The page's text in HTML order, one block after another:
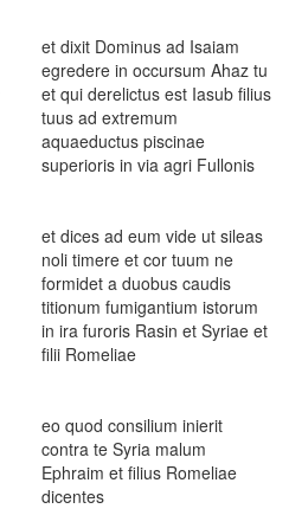
et dixit Dominus ad Isaiam
egredere in occursum Ahaz tu
et qui derelictus est Iasub filius
tuus ad extremum
aquaeductus piscinae
superioris in via agri Fullonis
et dices ad eum vide ut sileas
noli timere et cor tuum ne
formidet a duobus caudis
titionum fumigantium istorum
in ira furoris Rasin et Syriae et
filii Romeliae
eo quod consilium inierit
contra te Syria malum
Ephraim et filius Romeliae
dicentes